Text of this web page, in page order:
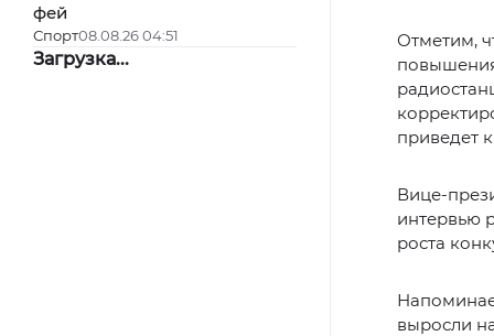
фей
Спорт08.08.26 04:51
Загрузка...
Отметим,
приведет
Вице-
интервью
роста
выросли